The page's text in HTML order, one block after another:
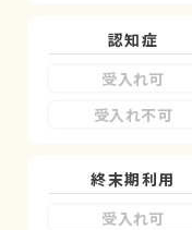
認知症
受入れ可
受入れ不可
終末期利用
受入れ可